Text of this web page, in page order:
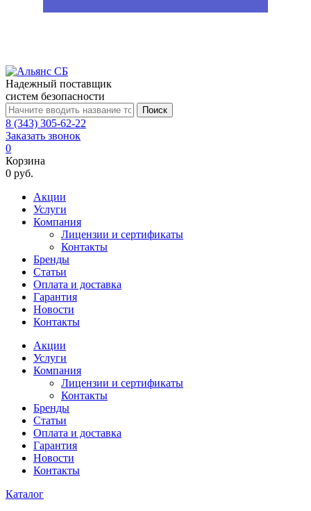
Надежный поставщик
систем безопасности
Поиск
8 (343) 305-62-22
Заказать звонок
0
Корзина
0 руб.
Акции
Услуги
Компания
Лицензии и сертификаты
Контакты
Бренды
Статьи
Оплата и доставка
Гарантия
Новости
Контакты
Акции
Услуги
Компания
Лицензии и сертификаты
Контакты
Бренды
Статьи
Оплата и доставка
Гарантия
Новости
Контакты
Каталог